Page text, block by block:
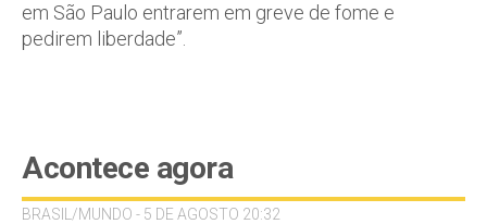
em São Paulo entrarem em greve de fome e
pedirem liberdade”.
Acontece agora
BRASIL/MUNDO - 5 DE AGOSTO 20:32